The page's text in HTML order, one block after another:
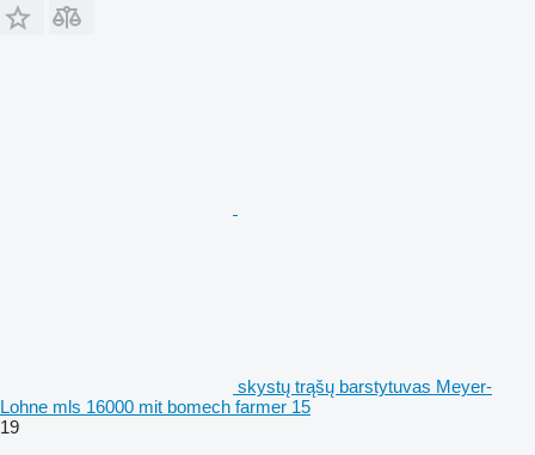
skystų trąšų barstytuvas Meyer-
Lohne mls 16000 mit bomech farmer 15
19